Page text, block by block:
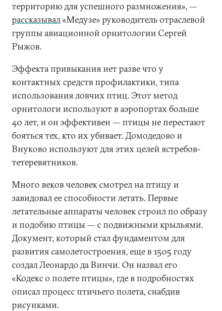
территорию для успешного размножения», —
рассказывал«Медузе» руководитель отраслевой
группы авиационной орнитологии Сергей
Рыжов.
Эффекта привыкания нет разве что у
контактных средств профилактики, типа
использования ловчих птиц. Этот метод
орнитологи используют в аэропортах больше
40 лет, и он эффективен — птицы не перестают
бояться тех, кто их убивает. Домодедово и
Внуково используют для этих целей ястребов-
тетеревятников.
Много веков человек смотрел на птицу и
завидовал ее способности летать. Первые
летательные аппараты человек строил по образу
и подобию птицы — с подвижными крыльями.
Документ, который стал фундаментом для
развития самолетостроения, еще в 1505 году
создал Леонардо да Винчи. Он назвал его
«Кодекс о полете птицы», где в подробностях
описал процесс птичьего полета, снабдив
рисунками.